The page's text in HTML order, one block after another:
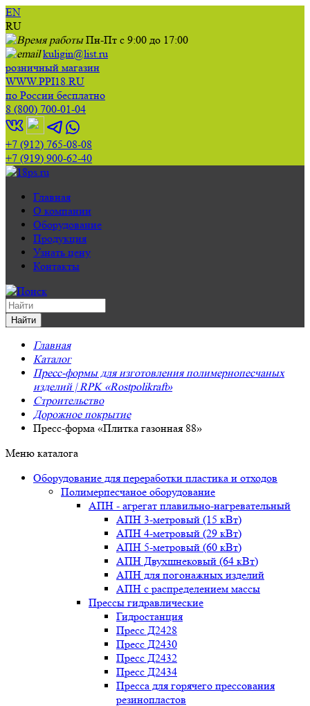
EN
RU
Пн-Пт с 9:00 до 17:00
kuligin@list.ru
розничный магазин
WWW.PPI18.RU
по России бесплатно
8 (800) 700-01-04
+7 (912) 765-08-08
+7 (919) 900-62-40
Главная
О компании
Оборудование
Продукция
Узнать цену
Контакты
Главная
Каталог
Пресс-формы для изготовления полимернопесчаных
изделий | RPK «Rostpolikraft»
Строительство
Дорожное покрытие
Пресс-форма «Плитка газонная 88»
Меню каталога
Оборудование для переработки пластика и отходов
Полимерпесчаное оборудование
АПН - агрегат плавильно-нагревательный
АПН 3-метровый (15 кВт)
АПН 4-метровый (29 кВт)
АПН 5-метровый (60 кВт)
АПН Двухшнековый (64 кВт)
АПН для погонажных изделий
АПН с распределением массы
Прессы гидравлические
Гидростанция
Пресс Д2428
Пресс Д2430
Пресс Д2432
Пресс Д2434
Пресса для горячего прессования
резинопластов